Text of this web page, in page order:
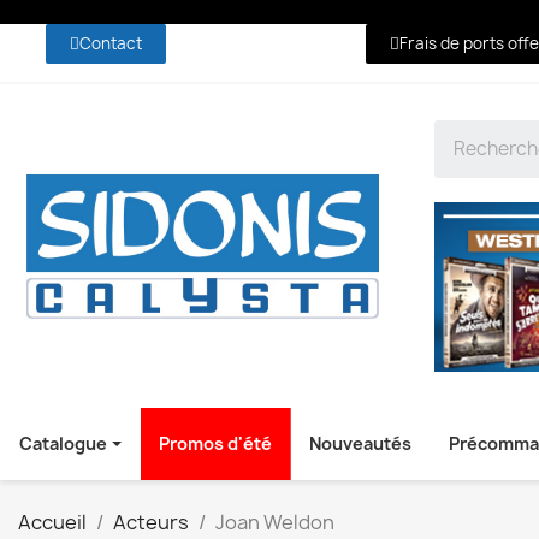
Contact Frais de ports
Catalogue Promos d'été Nouveautés
Accueil Acteurs Joan Weldon